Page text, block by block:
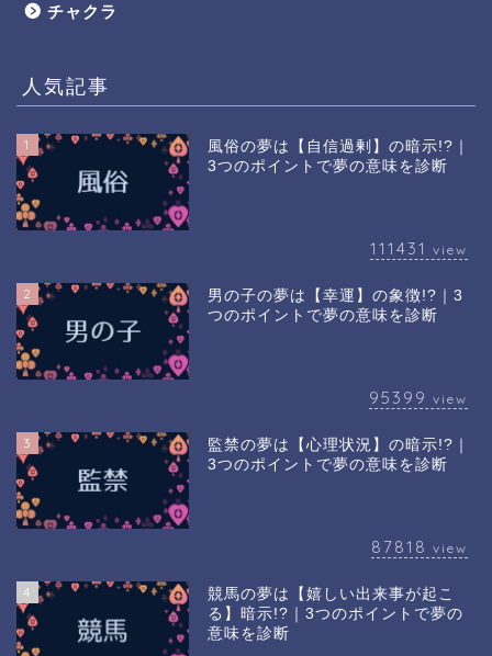
チャクラ
人気記事
1
風俗の夢は【自信過剰】の暗示!?｜
3つのポイントで夢の意味を診断
111431 view
2
男の子の夢は【幸運】の象徴!?｜3
つのポイントで夢の意味を診断
95399 view
3
監禁の夢は【心理状況】の暗示!?｜
3つのポイントで夢の意味を診断
87818 view
4
競馬の夢は【嬉しい出来事が起こ
る】暗示!?｜3つのポイントで夢の
意味を診断